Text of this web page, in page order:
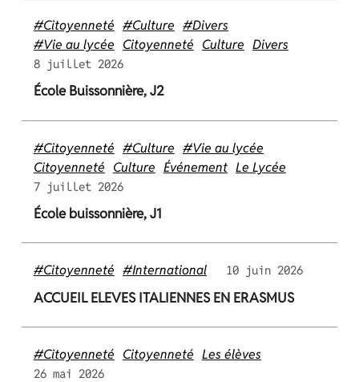
#Citoyenneté #Culture #Divers
#Vie au lycée Citoyenneté Culture Divers
8 juillet 2026
École Buissonnière, J2
#Citoyenneté #Culture #Vie au lycée
Citoyenneté Culture Événement Le Lycée
7 juillet 2026
École buissonnière, J1
#Citoyenneté #International 10 juin 2026
ACCUEIL ELEVES ITALIENNES EN ERASMUS
#Citoyenneté Citoyenneté Les élèves
26 mai 2026